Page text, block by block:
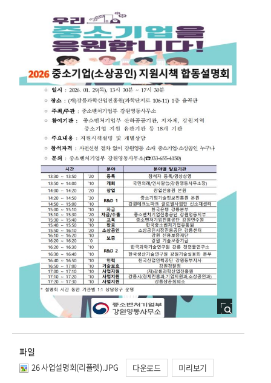
파일
26 사업설명회(리플렛).JPG 다운로드 미리보기